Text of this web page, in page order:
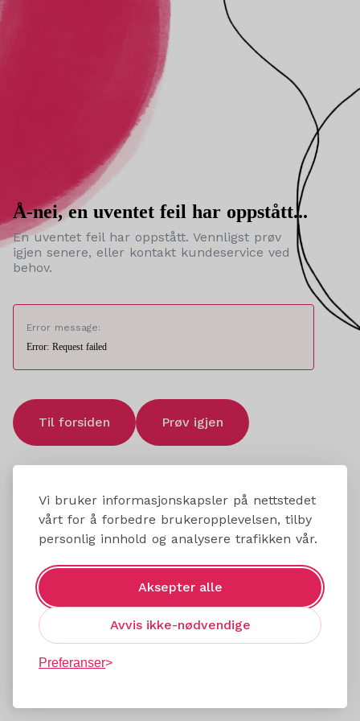
Vi bruker informasjonskapsler på nettstedet
vårt for å forbedre brukeropplevelsen, tilby
personlig innhold og analysere trafikken vår.
Aksepter alle
Avvis ikke-nødvendige
Preferanser
Å-nei, en uventet feil har oppstått...
En uventet feil har oppstått. Vennligst prøv
igjen senere, eller kontakt kundeservice ved
behov.
Error message:
Error: Request failed
Til forsiden Prøv igjen